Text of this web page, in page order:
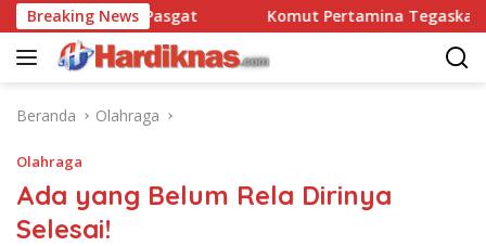
Langsung
ke
konten
Breaking News
90 Pasgat Komut Pertamina Tegaskan
Beranda Olahraga
Olahraga
Ada yang Belum Rela Dirinya
Selesai!